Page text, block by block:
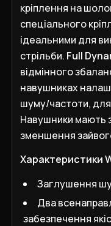
кріплення на
спеціального
ідеальними для
стрільби. Full
відмінного
навушниках
шуму/частоти, для
Навушники мають
зменшення
Характеристики
Заглушення
Два
забезпечення